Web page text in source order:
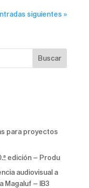
siguientes »
para proyectos
edición – Produ
audiovisual a
Magaluf – IB3